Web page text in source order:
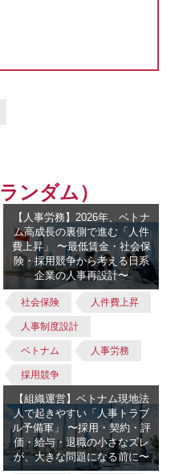
ンダム）
【人事労務】2026年、ベトナ
ム高成長の裏側で進む「人件
費上昇」 〜最低賃金・社会保
険・採用競争から考える日系
企業の人事再設計〜
社会保険 人件費上昇
人事制度設計
ベトナム 人事労務
採用競争
【組織運営】ベトナム現地法
人で起きやすい「人事トラブ
ル予備軍」 〜採用・契約・評
価・給与・退職の小さなズレ
が、大きな問題になる前に〜